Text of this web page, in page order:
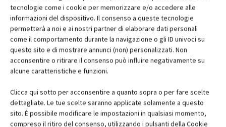
tecnologie come i cookie per memorizzare e/o accedere alle
informazioni del dispositivo. Il consenso a queste tecnologie
permetterà a noi e ai nostri partner di elaborare dati personali
come il comportamento durante la navigazione o gli ID univoci su
questo sito e di mostrare annunci (non) personalizzati. Non
acconsentire o ritirare il consenso può influire negativamente su
alcune caratteristiche e funzioni.
Clicca qui sotto per acconsentire a quanto sopra o per fare scelte
dettagliate. Le tue scelte saranno applicate solamente a questo
sito. È possibile modificare le impostazioni in qualsiasi momento,
compreso il ritiro del consenso, utilizzando i pulsanti della Cookie
grande attenzione è data alla dimensione comunitaria del
quartiere: attraverso l’app Redo i residenti potranno accedere
alle informazioni sui servizi offerti, regolamentare l’utilizzo di
attrezzature condivise e spazi comuni e monitorare digitalmente
l’impatto delle emissioni in atmosfera delle proprie attività
quotidiane. L’aspetto sociale del progetto guarda soprattutto
pianificazione degli spazi e dei servizi da realizzare, il team si è
avvalso del contributo della folta comunità di studenti di
Crescenzago, che sono stati coinvolti insieme ad altri attori locali.